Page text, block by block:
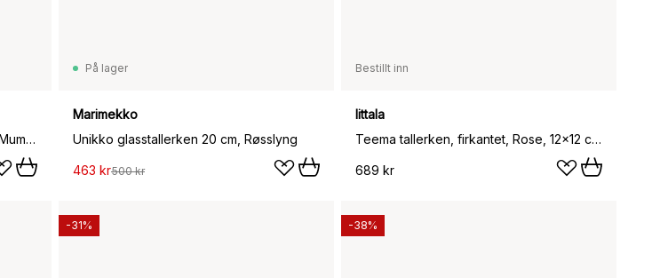
Snow lantern & Moomin’s Day 2018 Mummitallerkenssett, Ø19 cm
På lager
Marimekko
Unikko glasstallerken 20 cm, Røsslyng
463 kr500 kr
Bestillt inn
Iittala
Teema tallerken, firkantet, Rose, 12x12 cm 4-pk
689 kr
-31% -38%